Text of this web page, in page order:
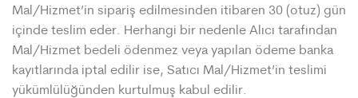
Mal/Hizmet’in sipariş edilmesinden itibaren 30 (otuz) gün
içinde teslim eder. Herhangi bir nedenle Alıcı tarafından
Mal/Hizmet bedeli ödenmez veya yapılan ödeme banka
kayıtlarında iptal edilir ise, Satıcı Mal/Hizmet’in teslimi
yükümlülüğünden kurtulmuş kabul edilir.